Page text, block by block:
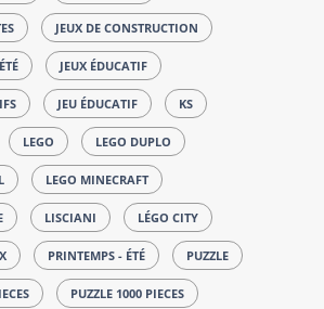
JEUX DE CONSTRUCTION
JEUX ÉDUCATIF
JEU ÉDUCATIF KS
LEGO LEGO DUPLO
LEGO MINECRAFT
LISCIANI LÉGO CITY
PRINTEMPS - ÉTÉ PUZZLE
PUZZLE 1000 PIECES